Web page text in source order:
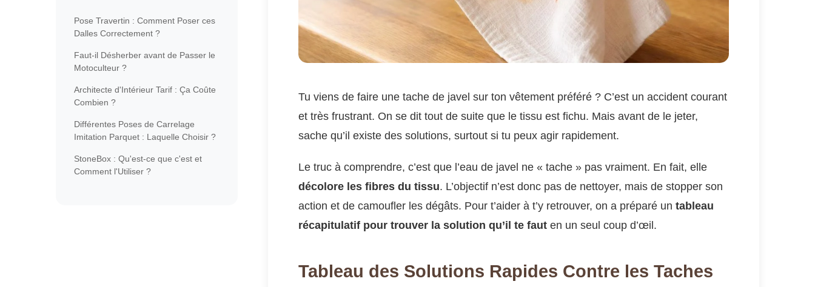
Pose Travertin : Comment Poser ces
Dalles Correctement ?
Faut-il Désherber avant de Passer le
Motoculteur ?
Architecte d'Intérieur Tarif : Ça Coûte
Combien ?
Différentes Poses de Carrelage
Imitation Parquet : Laquelle Choisir ?
StoneBox : Qu'est-ce que c'est et
Comment l'Utiliser ?
Tu viens de faire une tache de javel sur ton vêtement préféré ? C’est un accident courant
et très frustrant. On se dit tout de suite que le tissu est fichu. Mais avant de le jeter,
sache qu’il existe des solutions, surtout si tu peux agir rapidement.
Le truc à comprendre, c’est que l’eau de javel ne « tache » pas vraiment. En fait, elle
décolore les fibres du tissu. L’objectif n’est donc pas de nettoyer, mais de stopper son
action et de camoufler les dégâts. Pour t’aider à t’y retrouver, on a préparé un tableau
récapitulatif pour trouver la solution qu’il te faut en un seul coup d’œil.
Tableau des Solutions Rapides Contre les Taches